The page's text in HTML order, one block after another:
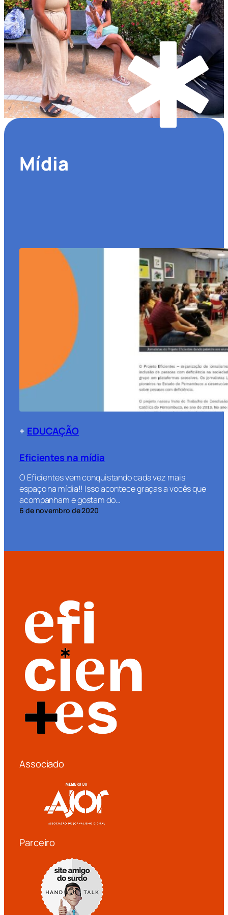
Mídia
+ EDUCAÇÃO
Eficientes na mídia
O Eficientes vem conquistando cada vez mais
espaço na mídia!! Isso acontece graças a vocês que
acompanham e gostam do…
6 de novembro de 2020
Associado
Parceiro